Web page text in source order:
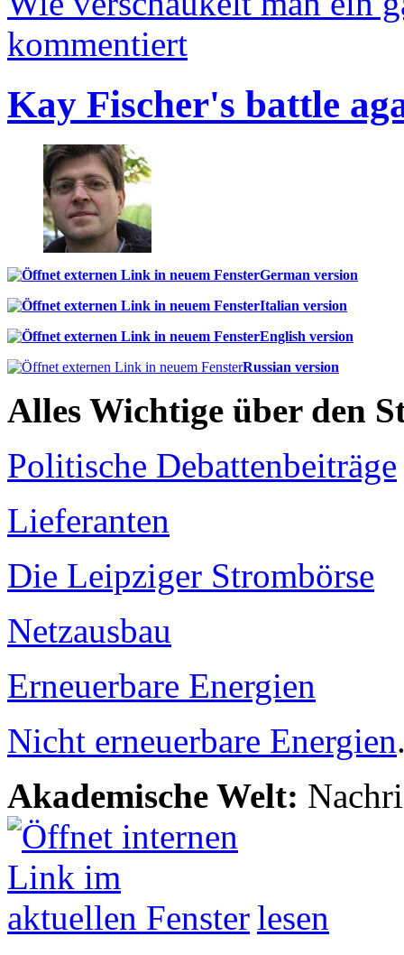
kommentiert
Kay Fischer's battle
German version
Italian version
English version
Russian version
Alles Wichtige über den
Politische Debattenbeiträge
Lieferanten
Die Leipziger Strombörse
Netzausbau
Erneuerbare Energien
Nicht erneuerbare Energien
Akademische Welt:
lesen